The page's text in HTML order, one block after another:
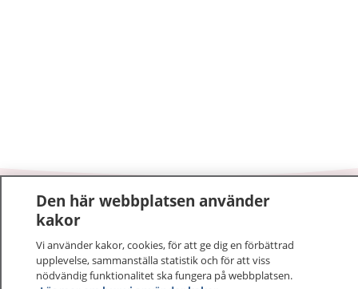
1177–tryggt om din hälsa och vård
På 1177.se får du råd om hälsa och information om
sjukdomar och vilka mottagningar du kan kontakta.
Den här webbplatsen använder
kakor
Vi använder kakor, cookies, för att ge dig en förbättrad
upplevelse, sammanställa statistik och för att viss
nödvändig funktionalitet ska fungera på webbplatsen.